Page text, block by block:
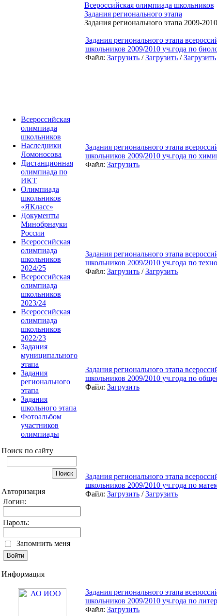
Всероссийская
олимпиада
школьников
Наследники
Ломоносова
Дистанционная
олимпиада по
ИКТ
Олимпиада
школьников
«ЯКласс»
Документы
Минобрнауки
России
Всероссийская
олимпиада
школьников
2024/25
Всероссийская
олимпиада
школьников
2023/24
Всероссийская
олимпиада
школьников
2022/23
Задания
муниципального
этапа
Задания
регионального
этапа
Задания
школьного этапа
Фотоальбом
участников
олимпиады
Поиск по сайту
Авторизация
Логин:
Пароль:
Запомнить меня
Информация
Всероссийская олимпиада школьников
Задания регионального этапа
Задания регионального этапа 2009-
Задания регионального этапа
школьников 2009/2010 уч.года по
Файл: Загрузить /Загрузить /Загрузить
Задания регионального этапа
школьников 2009/2010 уч.года по
Файл: Загрузить
Задания регионального этапа
школьников 2009/2010 уч.года по
Файл: Загрузить /Загрузить
Задания регионального этапа
школьников 2009/2010 уч.года по
Файл: Загрузить
Задания регионального этапа
школьников 2009/2010 уч.года по
Файл: Загрузить /Загрузить
Задания регионального этапа
школьников 2009/2010 уч.года по
Файл: Загрузить